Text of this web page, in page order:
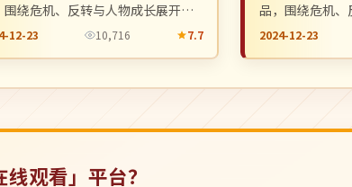
围绕危机、反转与人物成长展开，
节奏紧凑，值得推荐观看。
12-23 10,716 7.7
品，围绕危机
整体节奏紧凑，
2024-12-23
观看」平台？